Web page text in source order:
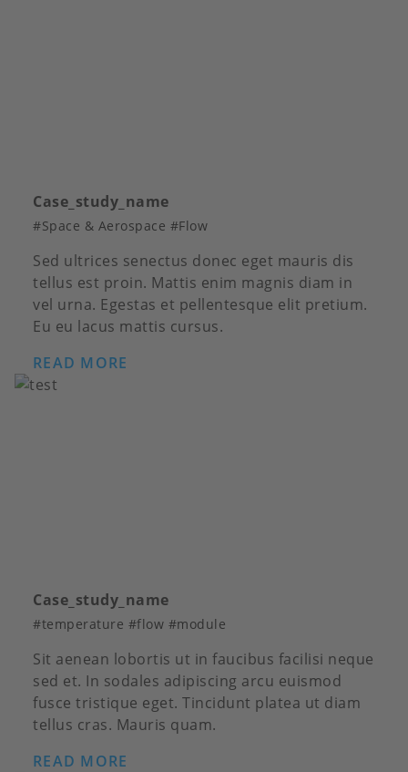
Case_study_name
#Space & Aerospace #Flow
Sed ultrices senectus donec eget mauris dis
tellus est proin. Mattis enim magnis diam in
vel urna. Egestas et pellentesque elit pretium.
Eu eu lacus mattis cursus.
READ MORE
Case_study_name
#temperature #flow #module
Sit aenean lobortis ut in faucibus facilisi neque
sed et. In sodales adipiscing arcu euismod
fusce tristique eget. Tincidunt platea ut diam
tellus cras. Mauris quam.
READ MORE